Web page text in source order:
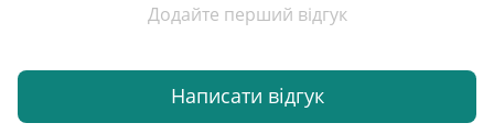
Додайте перший відгук
Написати відгук